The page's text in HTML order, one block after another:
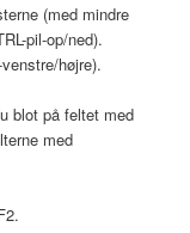
(med mindre
pil-op/ned).
højre).
blot på feltet med
med